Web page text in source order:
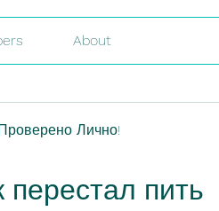
About
Лично!
пить